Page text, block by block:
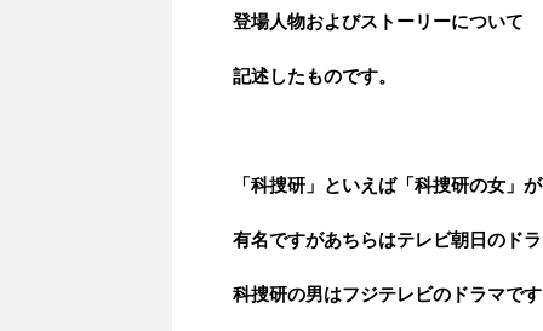
登場人物およびストーリーについて
記述したものです。
「科捜研」といえば「科捜研の女」が
有名ですがあちらはテレビ朝日のドラ
科捜研の男はフジテレビのドラマです